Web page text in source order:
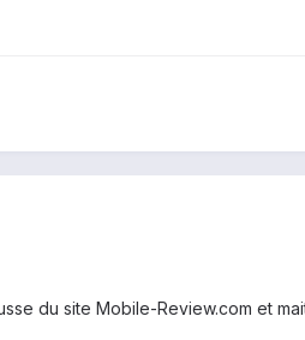
du site Mobile-Review.com et